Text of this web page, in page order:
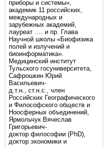
приборы и системы»,
академик 11 российских,
международных и
зарубежных академий,
лауреат …. и пр. Глава
Научной школы «Биофизика
полей и излучений и
биоинформатика».
Медицинский институт
Тульского госуниверситета,
Сафрошкин Юрий
Васильевич-
д.т.н., ст.н.с., член
Российских Географического
и Философского обществ и
Ноосферных объединений,
Ярмольчук Вячеслав
Григорьевич-
доктор философии (PhD),
доктор экономики и